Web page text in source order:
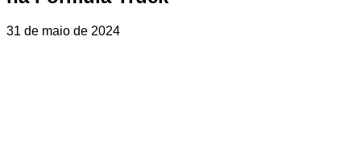
31 de maio de 2024